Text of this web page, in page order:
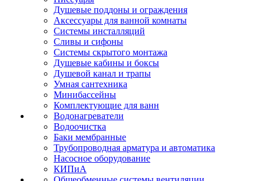
Душевые поддоны и ограждения
Аксессуары для ванной комнаты
Системы инсталляций
Сливы и сифоны
Системы скрытого монтажа
Душевые кабины и боксы
Душевой канал и трапы
Умная сантехника
Минибассейны
Комплектующие для ванн
Водонагреватели
Водоочистка
Баки мембранные
Трубопроводная арматура и автоматика
Насосное оборудование
КИПиА